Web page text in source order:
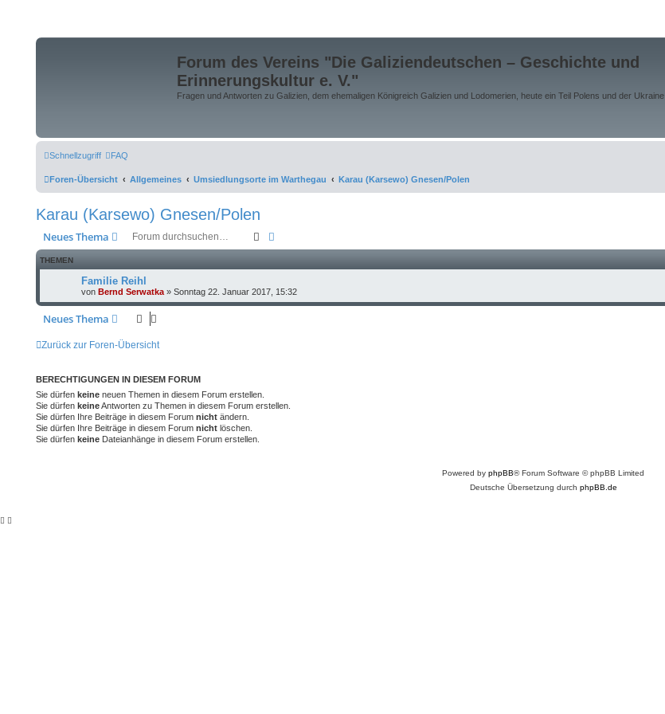
Forum des Vereins "Die Galiziendeutschen – Geschichte und
Erinnerungskultur e. V."
Fragen und Antworten zu Galizien, dem ehemaligen Königreich Galizien und Lodomerien, heute ein Teil Polens und der Ukraine
Schnellzugriff FAQ
Foren-Übersicht Allgemeines Umsiedlungsorte im Warthegau Karau (Karsewo) Gnesen/Polen
Karau (Karsewo) Gnesen/Polen
Neues Thema Suche
THEMEN
Familie Reihl
von Bernd Serwatka » Sonntag 22. Januar 2017, 15:32
Neues Thema
Zurück zur Foren-Übersicht
BERECHTIGUNGEN IN DIESEM FORUM
Sie dürfen keine neuen Themen in diesem Forum erstellen.
Sie dürfen keineAntworten zu Themen in diesem Forum erstellen.
Sie dürfen Ihre Beiträge in diesem Forum nicht ändern.
Sie dürfen Ihre Beiträge in diesem Forum nicht löschen.
Sie dürfen keine Dateianhänge in diesem Forum erstellen.
Powered by phpBB® Forum Software © phpBB Limited
Deutsche Übersetzung durch phpBB.de